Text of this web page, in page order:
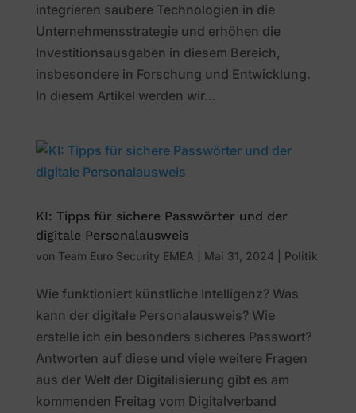
integrieren saubere Technologien in die
Unternehmensstrategie und erhöhen die
Investitionsausgaben in diesem Bereich,
insbesondere in Forschung und Entwicklung.
In diesem Artikel werden wir...
KI: Tipps für sichere Passwörter und der
digitale Personalausweis
von Team Euro Security EMEA Mai 31, 2024 Politik
Wie funktioniert künstliche Intelligenz? Was
kann der digitale Personalausweis? Wie
erstelle ich ein besonders sicheres Passwort?
Antworten auf diese und viele weitere Fragen
aus der Welt der Digitalisierung gibt es am
kommenden Freitag vom Digitalverband